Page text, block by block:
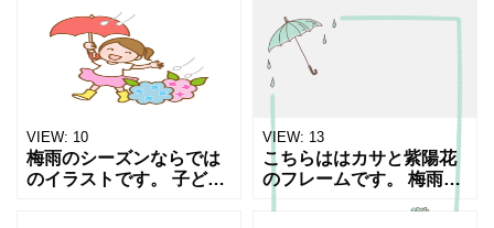
VIEW: 10
梅雨のシーズンならでは
のイラストです。 子ども
VIEW: 13
こちらははカサと紫陽花
のフレームです。 梅雨の
時期をイメージしたシン